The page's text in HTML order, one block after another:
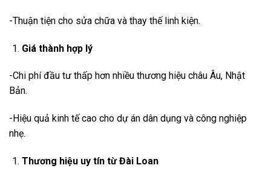
-Thuận tiện cho sửa chữa và thay thế linh kiện.
Giá thành hợp lý
-Chi phí đầu tư thấp hơn nhiều thương hiệu châu Âu, Nhật
Bản.
-Hiệu quả kinh tế cao cho dự án dân dụng và công nghiệp
nhẹ.
Thương hiệu uy tín từ Đài Loan